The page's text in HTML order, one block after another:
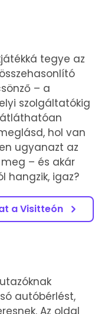
tegye az
– a
szolgáltatókig
hol van
ugyanazt az
– és akár
hangzik, igaz?
a Visitteón
autóbérlést,
Az oldal